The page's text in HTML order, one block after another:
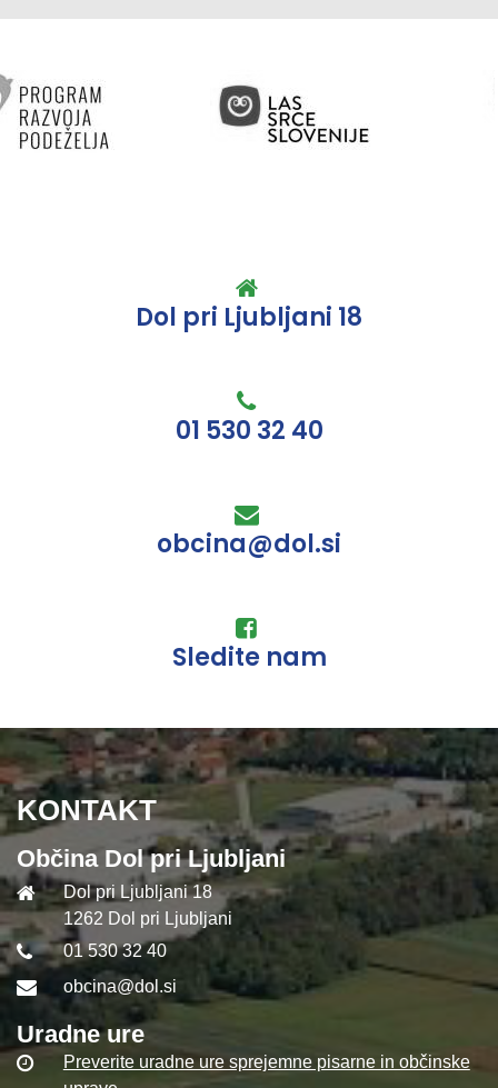
Dol pri Ljubljani 18
01 530 32 40
obcina@dol.si
Sledite nam
KONTAKT
Občina Dol pri Ljubljani
Dol pri Ljubljani 18
1262 Dol pri Ljubljani
01 530 32 40
obcina@dol.si
Uradne ure
Preverite uradne ure sprejemne pisarne in občinske